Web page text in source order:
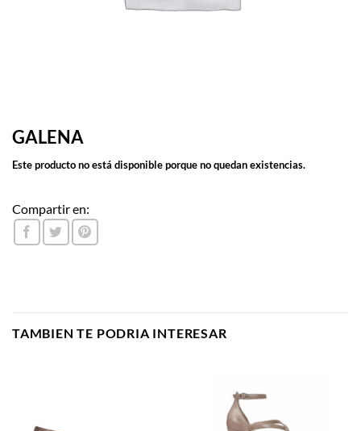
GALENA
Este producto no está disponible porque no quedan existencias.
Compartir en:
TAMBIEN TE PODRIA INTERESAR